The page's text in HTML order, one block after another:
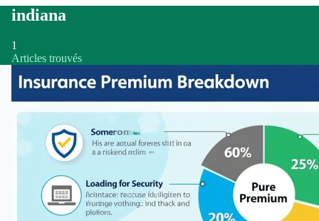
indiana
1
Articles trouvés